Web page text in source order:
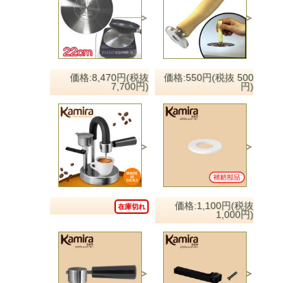
価格:8,470円(税抜
7,700円)
価格:550円(税抜 500
円)
在庫切れ
価格:1,100円(税抜
1,000円)